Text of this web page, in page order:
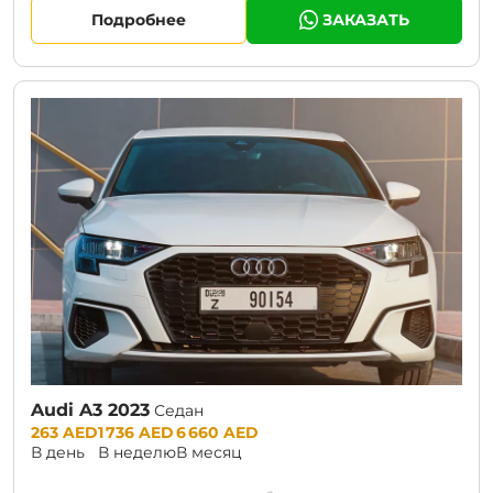
Подробнее ЗАКАЗАТЬ
Audi A3 2023 Седан
Prices:
263 AED
В день
1 736 AED
В неделю
6 660 AED
В месяц